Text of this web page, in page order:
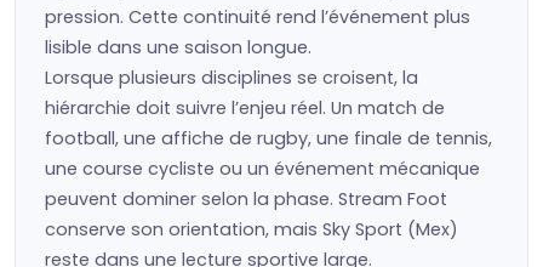
pression. Cette continuité rend l’événement plus
lisible dans une saison longue.
Lorsque plusieurs disciplines se croisent, la
hiérarchie doit suivre l’enjeu réel. Un match de
football, une affiche de rugby, une finale de tennis,
une course cycliste ou un événement mécanique
peuvent dominer selon la phase. Stream Foot
conserve son orientation, mais Sky Sport (Mex)
reste dans une lecture sportive large.